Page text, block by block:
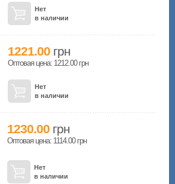
Нет
в наличии
1221.00 грн
Оптовая цена: 1212.00 грн
Нет
в наличии
1230.00 грн
Оптовая цена: 1114.00 грн
Нет
в наличии